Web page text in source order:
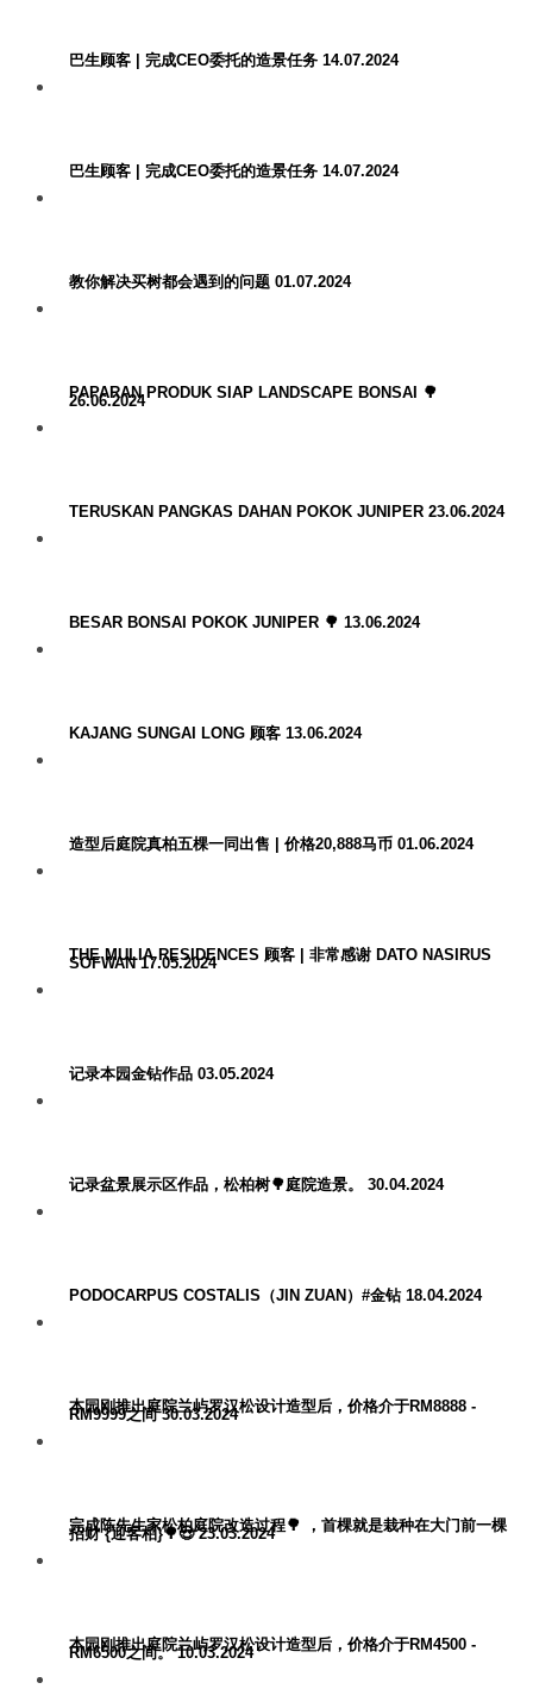
巴生顾客 | 完成CEO委托的造景任务 14.07.2024
巴生顾客 | 完成CEO委托的造景任务 14.07.2024
教你解决买树都会遇到的问题 01.07.2024
PAPARAN PRODUK SIAP LANDSCAPE BONSAI 🌳
26.06.2024
TERUSKAN PANGKAS DAHAN POKOK JUNIPER 23.06.2024
BESAR BONSAI POKOK JUNIPER 🌳 13.06.2024
KAJANG SUNGAI LONG 顾客 13.06.2024
造型后庭院真柏五棵一同出售 | 价格20,888马币 01.06.2024
THE MULIA RESIDENCES 顾客 | 非常感谢 DATO NASIRUS
SOFWAN 17.05.2024
记录本园金钻作品 03.05.2024
记录盆景展示区作品，松柏树🌳庭院造景。 30.04.2024
PODOCARPUS COSTALIS（JIN ZUAN）#金钻 18.04.2024
本园刚推出庭院兰屿罗汉松设计造型后，价格介于RM8888 -
RM9999之间 30.03.2024
完成陈先生家松柏庭院改造过程🌳 ，首棵就是栽种在大门前一棵
招财 {迎客柏}🌳😍 23.03.2024
本园刚推出庭院兰屿罗汉松设计造型后，价格介于RM4500 -
RM6500之间。 10.03.2024